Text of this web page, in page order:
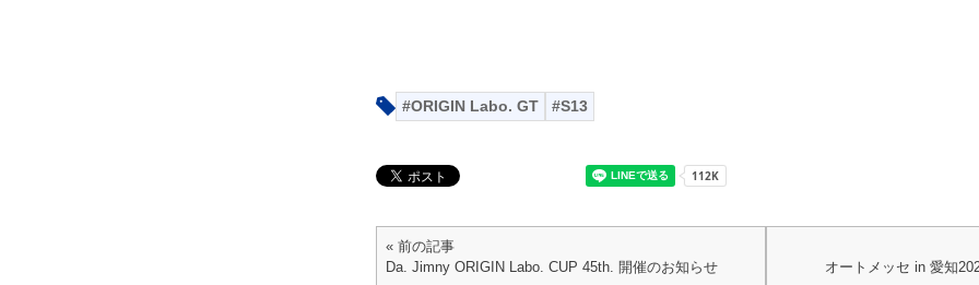
ORIGIN Labo. GT S13
« 前の記事
Da. Jimny ORIGIN Labo. CUP 45th. 開催のお知らせ
オートメッセ in 愛知